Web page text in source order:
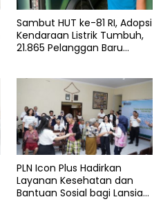
Sambut HUT ke-81 RI, Adopsi
Kendaraan Listrik Tumbuh,
21.865 Pelanggan Baru
PLN Icon Plus Hadirkan
Layanan Kesehatan dan
Bantuan Sosial bagi Lansia